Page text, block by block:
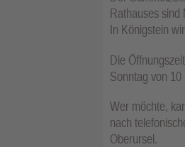
Rathauses sind
In Königstein
Die
Sonntag von
Wer möchte,
nach
Oberursel.